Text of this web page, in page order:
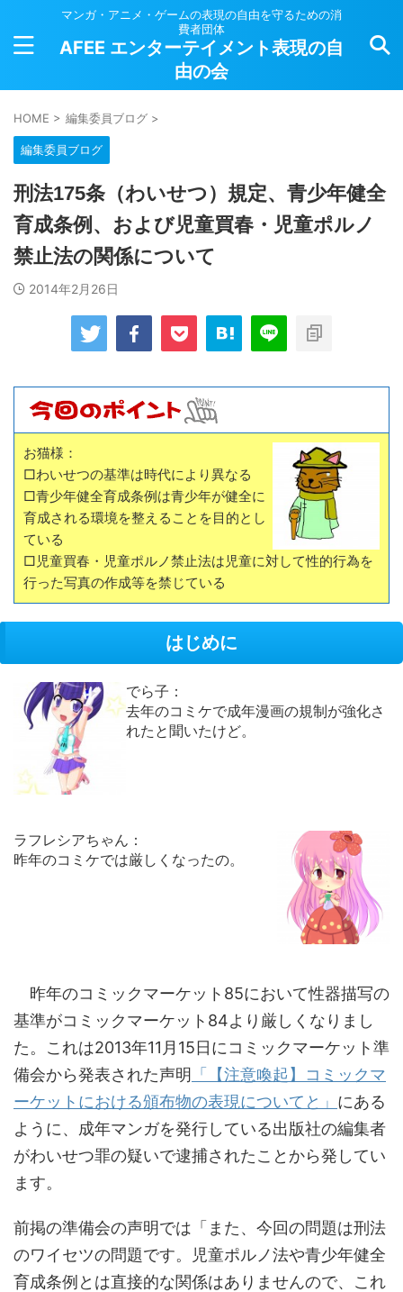
マンガ・アニメ・ゲームの表現の自由を守るための消
費者団体
AFEE エンターテイメント表現の自
由の会
HOME > 編集委員ブログ >
編集委員ブログ
刑法175条（わいせつ）規定、青少年健全
育成条例、および児童買春・児童ポルノ
禁止法の関係について
2014年2月26日
お猫様：
□わいせつの基準は時代により異なる
□青少年健全育成条例は青少年が健全に
育成される環境を整えることを目的とし
ている
□児童買春・児童ポルノ禁止法は児童に対して性的行為を
行った写真の作成等を禁じている
はじめに
でら子：
去年のコミケで成年漫画の規制が強化さ
れたと聞いたけど。
ラフレシアちゃん：
昨年のコミケでは厳しくなったの。
昨年のコミックマーケット85において性器描写の
基準がコミックマーケット84より厳しくなりまし
た。これは2013年11月15日にコミックマーケット準
備会から発表された声明 「【注意喚起】コミックマ
ーケットにおける頒布物の表現についてと」 にある
ように、成年マンガを発行している出版社の編集者
がわいせつ罪の疑いで逮捕されたことから発してい
ます。
前掲の準備会の声明では「また、今回の問題は刑法
のワイセツの問題です。児童ポルノ法や青少年健全
育成条例とは直接的な関係はありませんので、これ